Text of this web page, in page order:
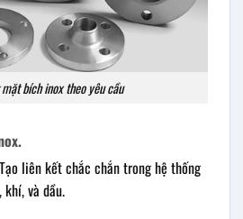
bích inox theo yêu cầu
liên kết chắc chắn trong hệ thống
khí, và dầu.